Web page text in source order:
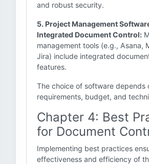
and robust security.
5. Project Management
Integrated Document Control:
management tools (e.g., Asana,
Jira) include integrated
features.
The choice of software depends
requirements, budget, and
Chapter 4: Best
for Document
Implementing best practices
effectiveness and efficiency of